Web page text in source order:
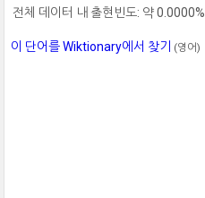
전체 데이터 내 출현빈도: 약 0.0000%
이 단어를 Wiktionary에서 찾기 (영어)